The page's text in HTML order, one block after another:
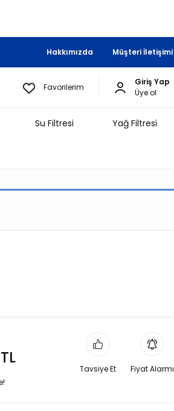
Hakkımızda Müşteri İletişimi
Favorilerim
Giriş Yap
Üye ol
Su Filtresi Yağ Filtresi
Tavsiye Et Fiyat Alarmı